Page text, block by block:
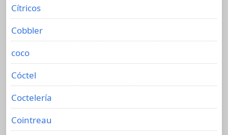
Cítricos
Cobbler
coco
Cóctel
Coctelería
Cointreau